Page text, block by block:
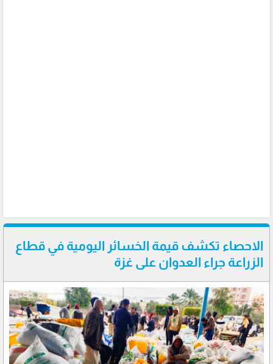
الاحصاء تكشف قيمة الخسائر اليومية في قطاع
الزراعة جراء العدوان على غزة